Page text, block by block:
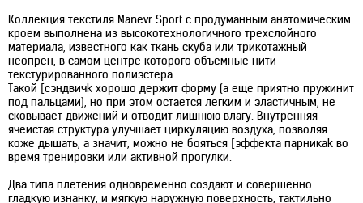
Коллекция текстиля Manevr Sport с продуманным анатомическим
кроем выполнена из высокотехнологичного трехслойного
материала, известного как ткань скуба или трикотажный
неопрен, в самом центре которого объемные нити
текстурированного полиэстера.
Такой [сэндвичk хорошо держит форму (а еще приятно пружинит
под пальцами), но при этом остается легким и эластичным, не
сковывает движений и отводит лишнюю влагу. Внутренняя
ячеистая структура улучшает циркуляцию воздуха, позволяя
коже дышать, а значит, можно не бояться [эффекта парникаk во
время тренировки или активной прогулки.
Два типа плетения одновременно создают и совершенно
гладкую изнанку, и мягкую наружную поверхность, тактильно